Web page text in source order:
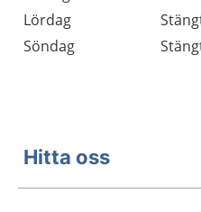
Lördag
Söndag
Hitta oss